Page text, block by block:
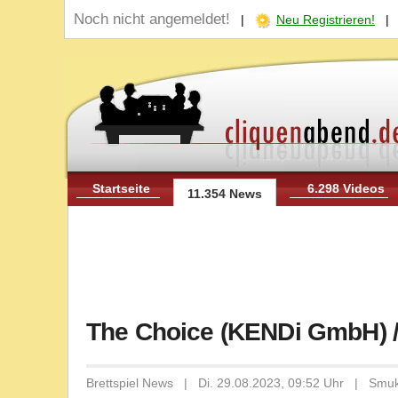
Noch nicht angemeldet! | Neu Registrieren!
Startseite 11.354 News 6.298 Videos
The Choice (KENDi
Brettspiel News | Di. 29.08.2023, 09:52 Uhr |